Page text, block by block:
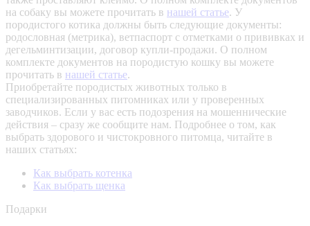
на собаку вы можете прочитать в нашей статье. У
породистого котика должны быть следующие документы:
родословная (метрика), ветпаспорт с отметками о прививках и
дегельминтизации, договор купли-продажи. О полном
комплекте документов на породистую кошку вы можете
прочитать в нашей статье.
Приобретайте породистых животных только в
специализированных питомниках или у проверенных
заводчиков. Если у вас есть подозрения на мошеннические
действия – сразу же сообщите нам. Подробнее о том, как
выбрать здорового и чистокровного питомца, читайте в
наших статьях:
Как выбрать котенка
Как выбрать щенка
Подарки